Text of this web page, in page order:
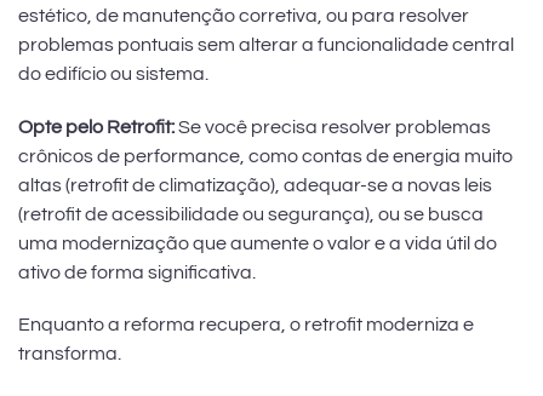
estético, de manutenção corretiva, ou para resolver
problemas pontuais sem alterar a funcionalidade central
do edifício ou sistema.
Opte pelo Retrofit:Se você precisa resolver problemas
crônicos de performance, como contas de energia muito
altas (retrofit de climatização), adequar-se a novas leis
(retrofit de acessibilidade ou segurança), ou se busca
uma modernização que aumente o valor e a vida útil do
ativo de forma significativa.
Enquanto a reforma recupera, o retrofit moderniza e
transforma.